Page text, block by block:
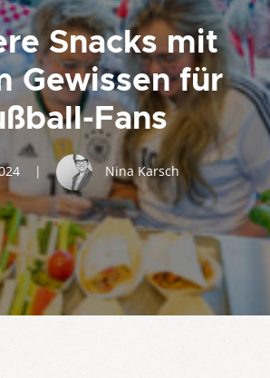
Verbundenheit
Transparenz
Freude
Erfolg
Miteinander
Wissen
Suche
Snacks mit
Gewissen für
Fans
| Nina Karsch